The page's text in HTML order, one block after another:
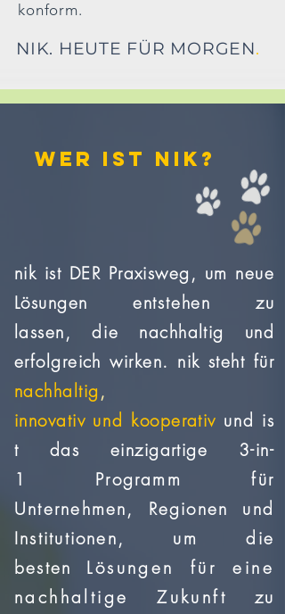
konform.
NIK. HEUTE FÜR MORGEN.
WER IST NIK?
nik ist DER Praxisweg, um neue
Lösungen entstehen zu
lassen,die nachhaltig und
erfolgreich wirken. nik steht für
nachhaltig,
innovativ und kooperativ und is
t das einzigartige 3-in-
1 Programm für
Unternehmen, Regionen und
Institutionen, um die
besten Lösungen für eine
nachhaltige Zukunft zu